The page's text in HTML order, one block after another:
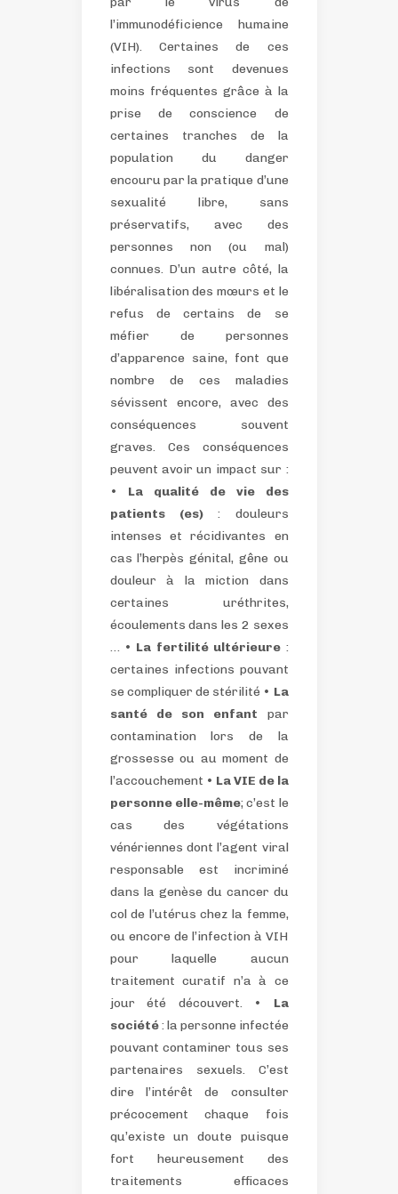
l’immunodéficience humaine
(VIH). Certaines de ces
infections sont devenues
moins fréquentes grâce à la
prise de conscience de
certaines tranches de la
population du danger
encouru par la pratique d’une
sexualité libre, sans
préservatifs, avec des
personnes non (ou mal)
connues. D’un autre côté, la
libéralisation des mœurs et le
refus de certains de se
méfier de personnes
d’apparence saine, font que
nombre de ces maladies
sévissent encore, avec des
conséquences souvent
graves. Ces conséquences
peuvent avoir un impact sur :
• La qualité de vie des
patients (es): douleurs
intenses et récidivantes en
cas l’herpès génital, gêne ou
douleur à la miction dans
certaines uréthrites,
écoulements dans les 2 sexes
… • La fertilité ultérieure :
certaines infections pouvant
se compliquer de stérilité • La
santé de son enfant par
contamination lors de la
grossesse ou au moment de
l’accouchement • La VIE de la
personne elle-même; c’est le
cas des végétations
vénériennes dont l’agent viral
responsable est incriminé
dans la genèse du cancer du
col de l’utérus chez la femme,
ou encore de l’infection à VIH
pour laquelle aucun
traitement curatif n’a à ce
jour été découvert. • La
société: la personne infectée
pouvant contaminer tous ses
partenaires sexuels. C’est
dire l’intérêt de consulter
précocement chaque fois
qu’existe un doute puisque
fort heureusement des
traitements efficaces